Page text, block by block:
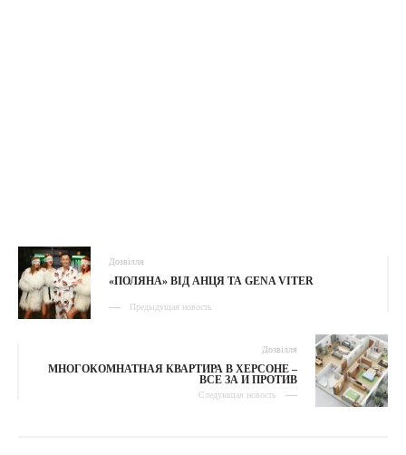
Дозвілля
«ПОЛЯНА» ВІД АНЦЯ ТА GENA VITER
Предыдущая новость
Дозвілля
МНОГОКОМНАТНАЯ КВАРТИРА В ХЕРСОНЕ –
ВСЕ ЗА И ПРОТИВ
Следующая новость